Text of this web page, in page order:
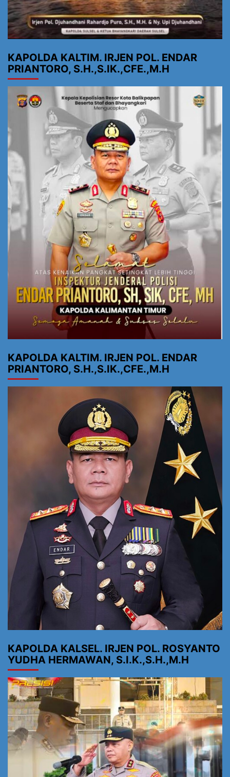
KAPOLDA KALTIM. IRJEN POL. ENDAR
PRIANTORO, S.H.,S.IK.,CFE.,M.H
KAPOLDA KALTIM. IRJEN POL. ENDAR
PRIANTORO, S.H.,S.IK.,CFE.,M.H
KAPOLDA KALSEL. IRJEN POL. ROSYANTO
YUDHA HERMAWAN, S.I.K.,S.H.,M.H